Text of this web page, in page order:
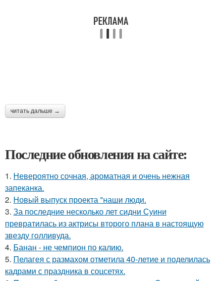
читать дальше →
Последние обновления на сайте:
1. Невероятно сочная, ароматная и очень нежная
запеканка.
2. Новый выпуск проекта "наши люди.
3. За последние несколько лет сидни Суини
превратилась из актрисы второго плана в настоящую
звезду голливуда.
4. Банан - не чемпион по калию.
5. Пелагея с размахом отметила 40-летие и поделилась
кадрами с праздника в соцсетях.